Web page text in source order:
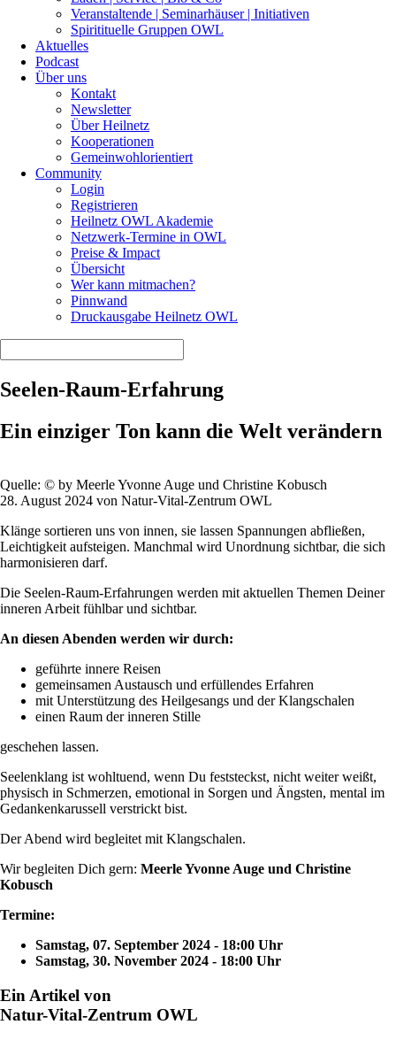
Veranstaltende | Seminarhäuser | Initiativen
Spiritituelle Gruppen OWL
Aktuelles
Podcast
Über uns
Kontakt
Newsletter
Über Heilnetz
Kooperationen
Gemeinwohlorientiert
Community
Login
Registrieren
Heilnetz OWL Akademie
Netzwerk-Termine in OWL
Preise & Impact
Übersicht
Wer kann mitmachen?
Pinnwand
Druckausgabe Heilnetz OWL
Seelen-Raum-Erfahrung
Ein einziger Ton kann die Welt verändern
Quelle: © by Meerle Yvonne Auge und Christine Kobusch
28. August 2024 von Natur-Vital-Zentrum OWL
Klänge sortieren uns von innen, sie lassen Spannungen abfließen,
Leichtigkeit aufsteigen. Manchmal wird Unordnung sichtbar, die sich
harmonisieren darf.
Die Seelen-Raum-Erfahrungen werden mit aktuellen Themen Deiner
inneren Arbeit fühlbar und sichtbar.
An diesen Abenden werden wir durch:
geführte innere Reisen
gemeinsamen Austausch und erfüllendes Erfahren
mit Unterstützung des Heilgesangs und der Klangschalen
einen Raum der inneren Stille
geschehen lassen.
Seelenklang ist wohltuend, wenn Du feststeckst, nicht weiter weißt,
physisch in Schmerzen, emotional in Sorgen und Ängsten, mental im
Gedankenkarussell verstrickt bist.
Der Abend wird begleitet mit Klangschalen.
Wir begleiten Dich gern: Meerle Yvonne Auge und Christine
Kobusch
Termine:
Samstag, 07. September 2024 - 18:00 Uhr
Samstag, 30. November 2024 - 18:00 Uhr
Ein Artikel von
Natur-Vital-Zentrum OWL